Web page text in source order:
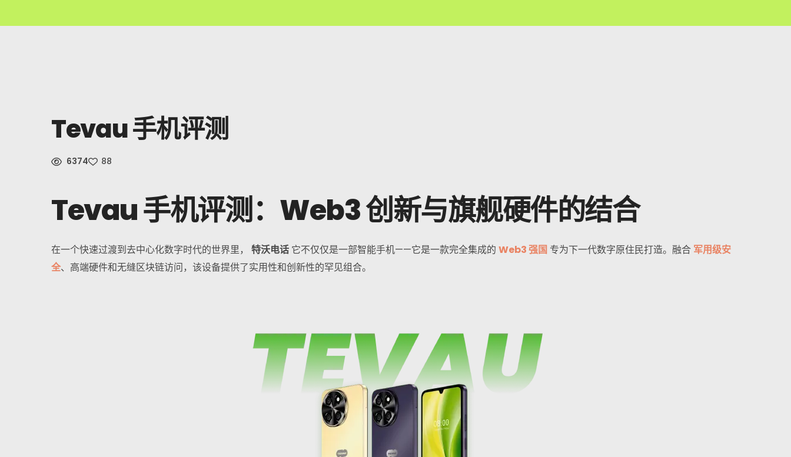
Tevau 手机评测
6374 88
Tevau 手机评测：Web3 创新与旗舰硬件的结合
在一个快速过渡到去中心化数字时代的世界里， 特沃电话 它不仅仅是一部智能手机——它是一款完全集成的 Web3 强国 专为下一代数字原住民打造。融合 军用级安
全、高端硬件和无缝区块链访问，该设备提供了实用性和创新性的罕见组合。